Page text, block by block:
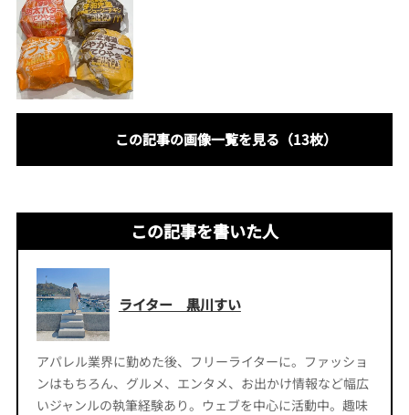
この記事の画像一覧を見る（13枚）
この記事を書いた人
ライター 黒川すい
アパレル業界に勤めた後、フリーライターに。ファッショ
ンはもちろん、グルメ、エンタメ、お出かけ情報など幅広
いジャンルの執筆経験あり。ウェブを中心に活動中。趣味